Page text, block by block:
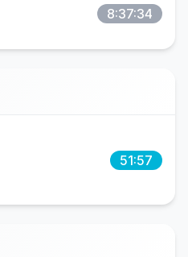
8:37:34
51:57